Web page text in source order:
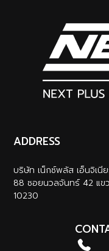
ADDRESS
บริษัท เน็กซ์พลัส เอ็นจิเนี
88 ซอยนวลจันทร์ 42 แข
10230